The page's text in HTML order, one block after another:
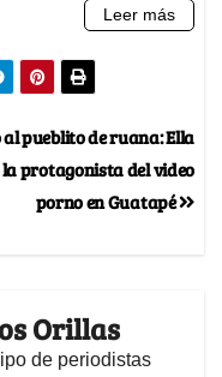
al pueblito de ruana: Ella
la protagonista del video
porno en Guatapé
Orillas
de periodistas